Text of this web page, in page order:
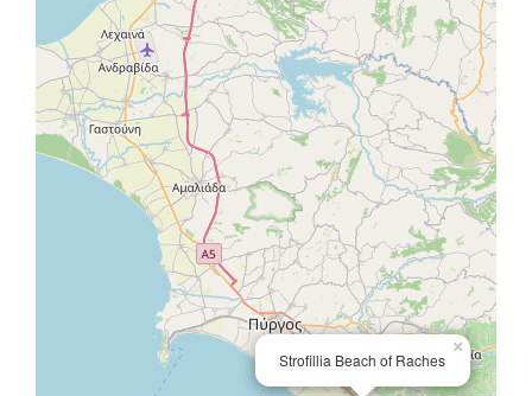
Strofillia Beach of Raches
×